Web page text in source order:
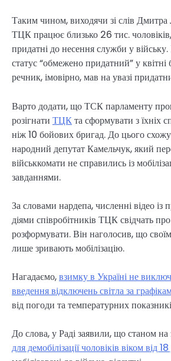
Таким чином, виходячи зі слів Дмитра
ТЦК працює близько 26 тис.
придатні до несення служби у
статус “обмежено придатний” у квітні
речник, імовірно, мав на увазі
Варто додати, що ТСК парламенту
розігнати ТЦКта сформувати з їхніх
ніж 10 бойових бригад. До цього
народний депутат Камельчук, який
військкомати не справились із
завданнями.
За словами нардепа, численні відео
діями співробітників ТЦК свідчать
розформувати. Він наголосив, що
лише зривають мобілізацію.
Нагадаємо,взимку в Україні не
введення відключень світла за
від погоди та температурних
До слова, у Раді заявили, що станом на
для демобілізації чоловіків віком від